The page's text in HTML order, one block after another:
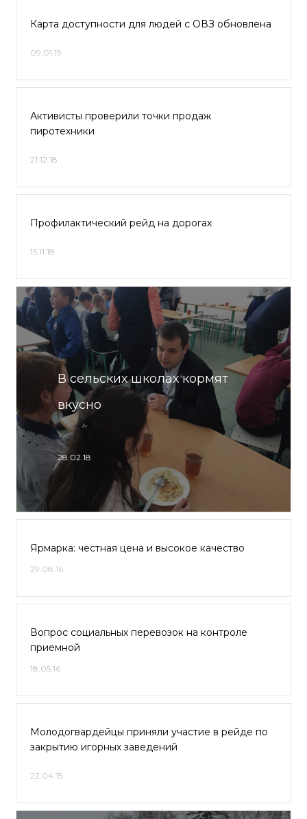
Карта доступности для людей с ОВЗ обновлена
09.01.19
Активисты проверили точки продаж
пиротехники
21.12.18
Профилактический рейд на дорогах
15.11.18
В сельских школах кормят
вкусно
28.02.18
Ярмарка: честная цена и высокое качество
29.08.16
Вопрос социальных перевозок на контроле
приемной
18.05.16
Молодогвардейцы приняли участие в рейде по
закрытию игорных заведений
22.04.15